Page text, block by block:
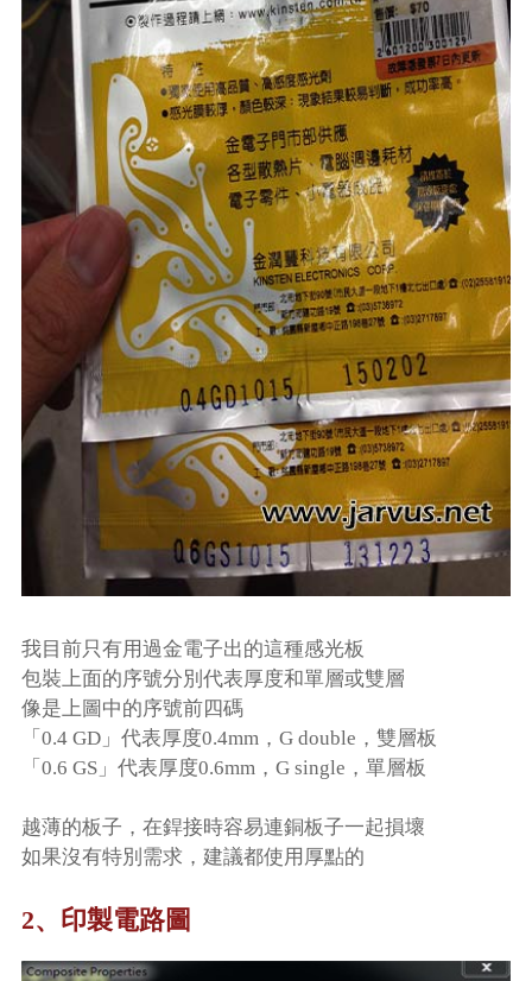
我目前只有用過金電子出的這種感光板
包裝上面的序號分別代表厚度和單層或雙層
像是上圖中的序號前四碼
「0.4 GD」代表厚度0.4mm，G double，雙層板
「0.6 GS」代表厚度0.6mm，G single，單層板
越薄的板子，在銲接時容易連銅板子一起損壞
如果沒有特別需求，建議都使用厚點的
2、印製電路圖